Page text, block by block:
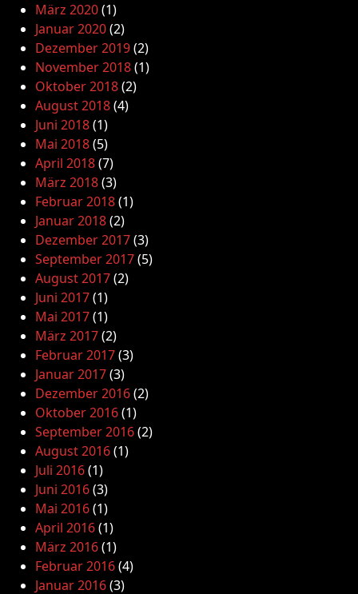
März 2020(1)
Januar 2020(2)
Dezember 2019(2)
November 2018(1)
Oktober 2018(2)
August 2018(4)
Juni 2018(1)
Mai 2018(5)
April 2018(7)
März 2018(3)
Februar 2018(1)
Januar 2018(2)
Dezember 2017(3)
September 2017(5)
August 2017(2)
Juni 2017(1)
Mai 2017(1)
März 2017(2)
Februar 2017(3)
Januar 2017(3)
Dezember 2016(2)
Oktober 2016(1)
September 2016(2)
August 2016(1)
Juli 2016(1)
Juni 2016(3)
Mai 2016(1)
April 2016(1)
März 2016(1)
Februar 2016(4)
Januar 2016(3)